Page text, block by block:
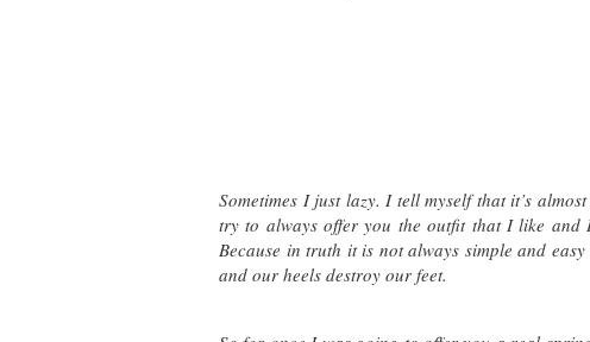
Sometimes I just lazy. I tell myself that it’s
try to always offer you the outfit that I like and
Because in truth it is not always simple and
and our heels destroy our feet.